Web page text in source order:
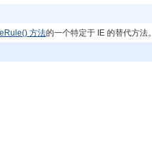
方法的一个特定于 IE 的替代方法。